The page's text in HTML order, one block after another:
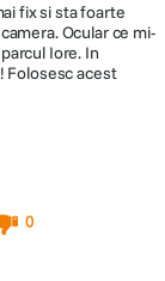
fix si sta foarte
Ocular ce mi-
Iore. In
Folosesc acest
0